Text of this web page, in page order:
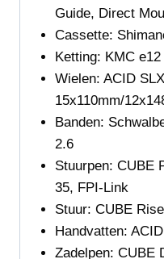
Guide, Direct
Cassette:
Ketting: KMC e12
Wielen: ACID
15x110mm/
Banden:
2.6
Stuurpen: CUBE
35, FPI-Link
Stuur: CUBE
Handvatten:
Zadelpen: CUBE